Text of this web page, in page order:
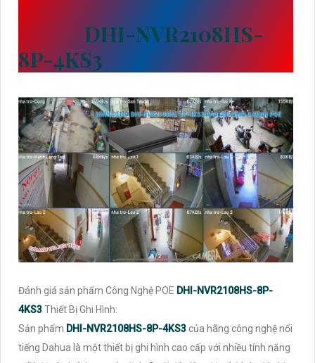
DHI-NVR2108HS-
8P-4KS3
Đánh giá sản phẩm Công Nghệ POE DHI-NVR2108HS-8P-
4KS3Thiết Bị Ghi Hình:
Sản phẩm DHI-NVR2108HS-8P-4KS3của hãng công nghệ nổi
tiếng Dahua là một thiết bị ghi hình cao cấp với nhiều tính năng